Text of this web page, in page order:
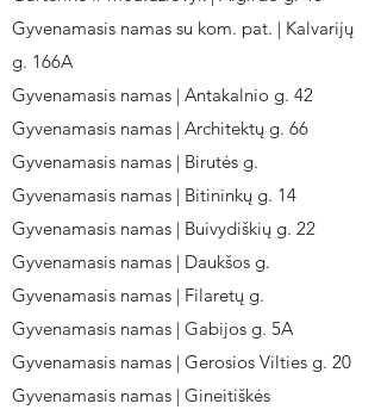
Gyvenamasis namas su kom. pat. | Kalvarijų
g. 166A
Gyvenamasis namas | Antakalnio g. 42
Gyvenamasis namas | Architektų g. 66
Gyvenamasis namas | Birutės g.
Gyvenamasis namas | Bitininkų g. 14
Gyvenamasis namas | Buivydiškių g. 22
Gyvenamasis namas | Daukšos g.
Gyvenamasis namas | Filaretų g.
Gyvenamasis namas | Gabijos g. 5A
Gyvenamasis namas | Gerosios Vilties g. 20
Gyvenamasis namas | Gineitiškės